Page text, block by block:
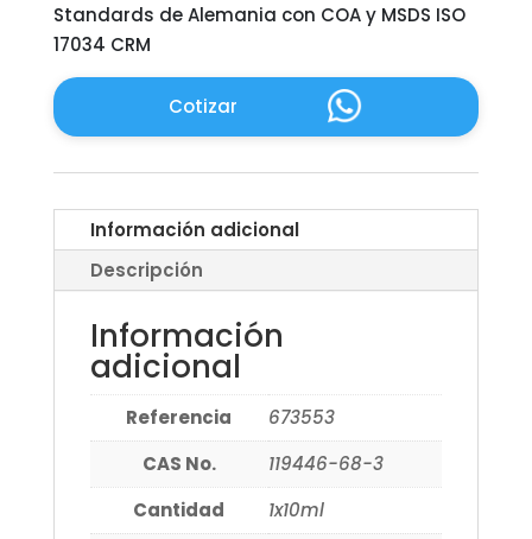
Standards de Alemania con COA y MSDS ISO
17034 CRM
Cotizar
Información adicional
Descripción
Información
adicional
Referencia
673553
CAS No.
119446-68-3
Cantidad
1x10ml